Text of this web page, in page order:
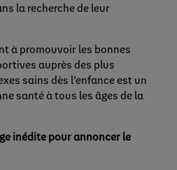
la recherche de leur
à promouvoir les bonnes
auprès des plus
sains dès l’enfance est un
santé à tous les âges de la
inédite pour annoncer le